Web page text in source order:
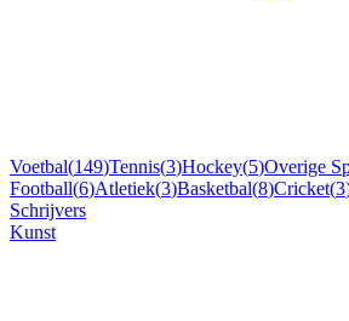
Voetbal(149)Tennis(3)Hockey(5)Overige
Football(6)Atletiek(3)Basketbal(8)Cricket(3
Schrijvers
Kunst